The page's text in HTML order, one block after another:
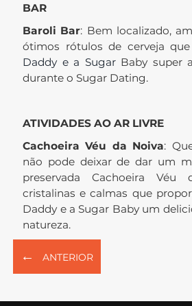
BAR
Baroli Bar: Bem localizado,
ótimos rótulos de cerveja
Daddy e a SugarBaby super
durante o Sugar Dating.
ATIVIDADES AO AR LIVRE
Cachoeira Véu da Noiva:
não pode deixar de dar um
preservada Cachoeira Véu
cristalinas e calmas que
Daddy e a Sugar Baby um
natureza.
← ANTERIOR